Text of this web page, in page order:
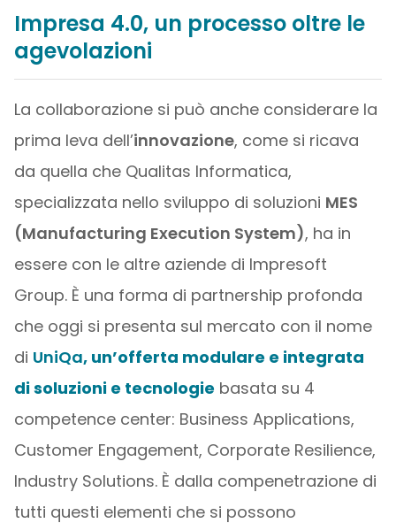
Impresa 4.0, un processo oltre le
agevolazioni
La collaborazione si può anche considerare la
prima leva dell’innovazione, come si ricava
da quella che Qualitas Informatica,
specializzata nello sviluppo di soluzioni MES
(Manufacturing Execution System), ha in
essere con le altre aziende di Impresoft
Group. È una forma di partnership profonda
che oggi si presenta sul mercato con il nome
di UniQa, un’offerta modulare e integrata
di soluzioni e tecnologie basata su 4
competence center: Business Applications,
Customer Engagement, Corporate Resilience,
Industry Solutions. È dalla compenetrazione di
tutti questi elementi che si possono